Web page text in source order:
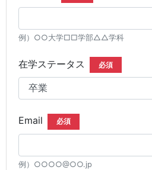
例）○○大学□□学部△△学科
在学ステータス 必須
Email 必須
例）○○○○@○○.jp